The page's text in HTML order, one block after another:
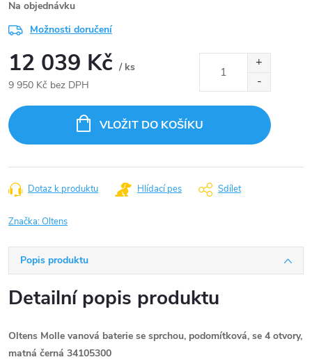
Na objednávku
Možnosti doručení
12 039 Kč / ks
9 950 Kč bez DPH
cena:
VLOŽIT DO KOŠÍKU
Dotaz k produktu Hlídací pes Sdílet
Značka:Oltens
Popis produktu
Detailní popis produktu
Oltens Molle vanová baterie se sprchou, podomítková, se 4 otvory,
matná černá 34105300